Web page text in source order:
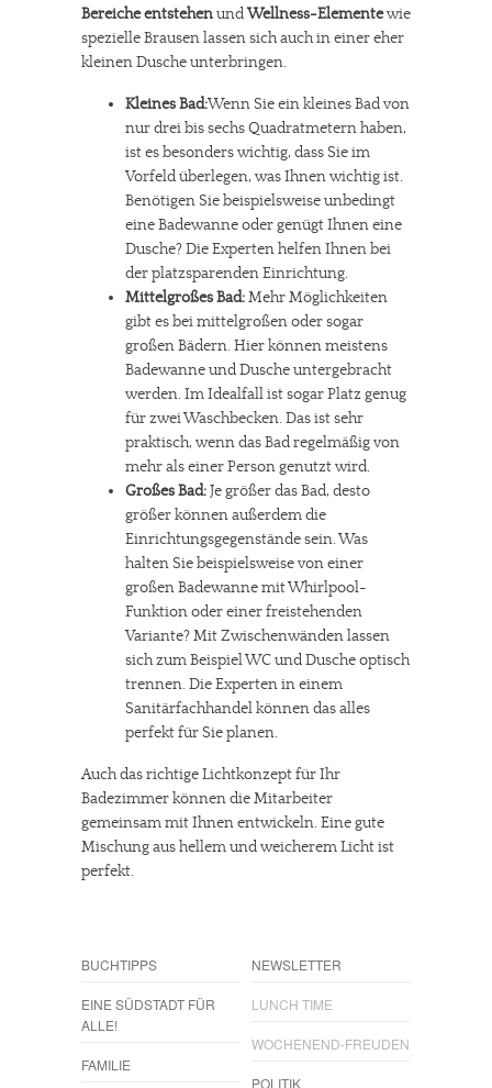
Bereiche entstehenundWellness-Elementewie
spezielle Brausen lassen sich auch in einer eher
kleinen Dusche unterbringen.
Kleines Bad:Wenn Sie ein kleines Bad von
nur drei bis sechs Quadratmetern haben,
ist es besonders wichtig, dass Sie im
Vorfeld überlegen, was Ihnen wichtig ist.
Benötigen Sie beispielsweise unbedingt
eine Badewanne oder genügt Ihnen eine
Dusche? Die Experten helfen Ihnen bei
der platzsparenden Einrichtung.
Mittelgroßes Bad:Mehr Möglichkeiten
gibt es bei mittelgroßen oder sogar
großen Bädern. Hier können meistens
Badewanne und Dusche untergebracht
werden. Im Idealfall ist sogar Platz genug
für zwei Waschbecken. Das ist sehr
praktisch, wenn das Bad regelmäßig von
mehr als einer Person genutzt wird.
Großes Bad:Je größer das Bad, desto
größer können außerdem die
Einrichtungsgegenstände sein. Was
halten Sie beispielsweise von einer
großen Badewanne mit Whirlpool-
Funktion oder einer freistehenden
Variante? Mit Zwischenwänden lassen
sich zum Beispiel WC und Dusche optisch
trennen. Die Experten in einem
Sanitärfachhandel können das alles
perfekt für Sie planen.
Auch das richtige Lichtkonzept für Ihr
Badezimmer können die Mitarbeiter
gemeinsam mit Ihnen entwickeln. Eine gute
Mischung aus hellem und weicherem Licht ist
perfekt.
BUCHTIPPS
EINE SÜDSTADT FÜR
ALLE!
FAMILIE
NEWSLETTER
LUNCH TIME
WOCHENEND-FREUDEN
POLITIK